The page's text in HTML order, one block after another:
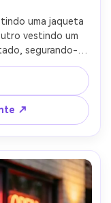
uma jaqueta
vestindo um
segurando-se
do holofote no
confeti, Canon
corpo, clima
realistas, foco
↗